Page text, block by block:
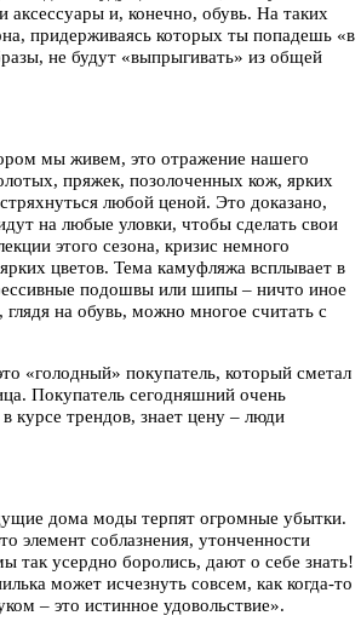
и, конечно, обувь. На таких
придерживаясь которых ты попадешь «в
не будут «выпрыгивать» из общей
мы живем, это отражение нашего
пряжек, позолоченных кож, ярких
любой ценой. Это доказано,
на любые уловки, чтобы сделать свои
этого сезона, кризис немного
цветов. Тема камуфляжа всплывает в
подошвы или шипы – ничто иное
на обувь, можно многое считать с
«голодный» покупатель, который сметал
Покупатель сегодняшний очень
курсе трендов, знает цену – люди
дома моды терпят огромные убытки.
элемент соблазнения, утонченности
так усердно боролись, дают о себе знать!
может исчезнуть совсем, как когда-то
– это истинное удовольствие».